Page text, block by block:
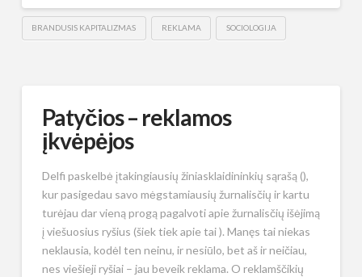
BRANDUSIS KAPITALIZMAS REKLAMA SOCIOLOGIJA
Patyčios – reklamos
įkvėpėjos
Delfi paskelbė įtakingiausių žiniasklaidininkių sąrašą (),
kur pasigedau savo mėgstamiausių žurnalisčių ir kartu
turėjau dar vieną progą pagalvoti apie žurnalisčių išėjimą
į viešuosius ryšius (šiek tiek apie tai ). Manęs tai niekas
neklausia, kodėl ten neinu, ir nesiūlo, bet aš ir neičiau,
nes viešieji ryšiai – jau beveik reklama. O reklamščikių